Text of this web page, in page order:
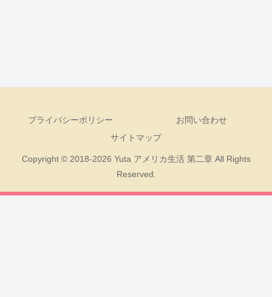
プライバシーポリシー
お問い合わせ
サイトマップ
Copyright © 2018-2026 Yuta アメリカ生活 第二章 All Rights
Reserved.